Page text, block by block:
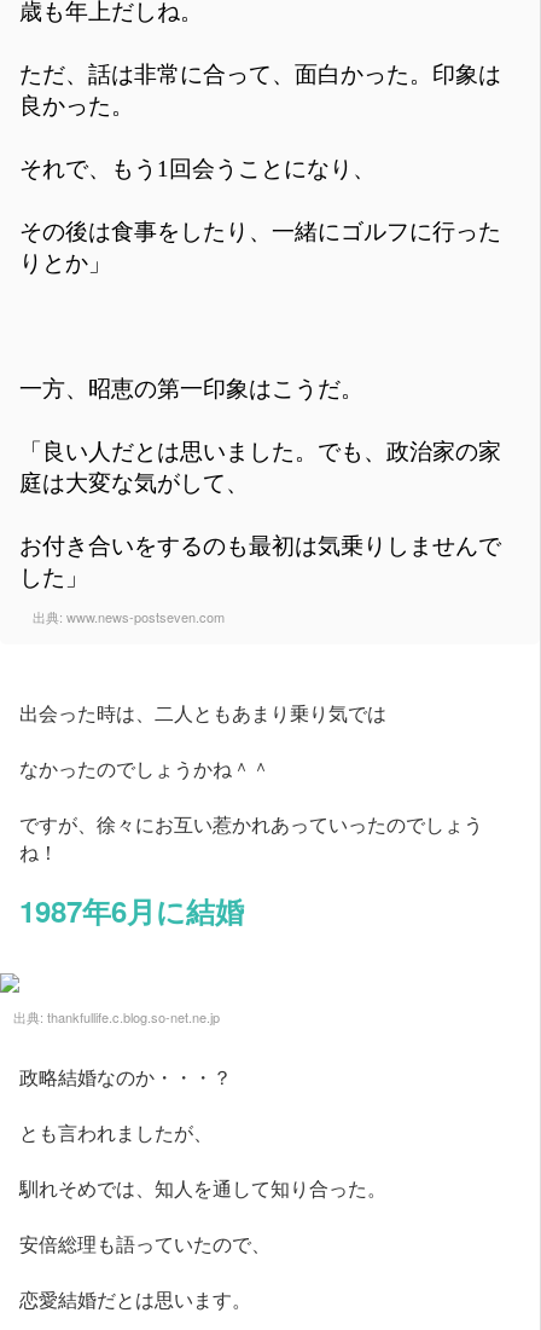
歳も年上だしね。
ただ、話は非常に合って、面白かった。印象は
良かった。
それで、もう1回会うことになり、
その後は食事をしたり、一緒にゴルフに行った
りとか」
一方、昭恵の第一印象はこうだ。
「良い人だとは思いました。でも、政治家の家
庭は大変な気がして、
お付き合いをするのも最初は気乗りしませんで
した」
出典: www.news-postseven.com
出会った時は、二人ともあまり乗り気では
なかったのでしょうかね＾＾
ですが、徐々にお互い惹かれあっていったのでしょう
ね！
1987年6月に結婚
出典: thankfullife.c.blog.so-net.ne.jp
政略結婚なのか・・・？
とも言われましたが、
馴れそめでは、知人を通して知り合った。
安倍総理も語っていたので、
恋愛結婚だとは思います。